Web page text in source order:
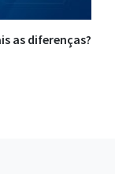
as diferenças?